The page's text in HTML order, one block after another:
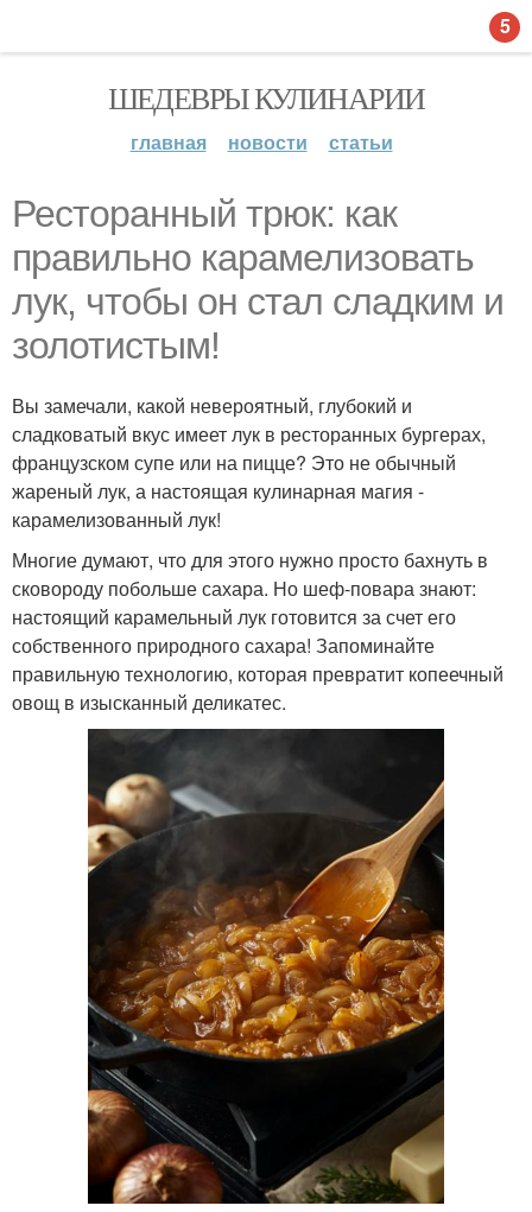
ШЕДЕВРЫ КУЛИНАРИИ
главная новости статьи
Ресторанный трюк: как
правильно карамелизовать
лук, чтобы он стал сладким и
золотистым!
Вы замечали, какой невероятный, глубокий и
сладковатый вкус имеет лук в ресторанных бургерах,
французском супе или на пицце? Это не обычный
жареный лук, а настоящая кулинарная магия -
карамелизованный лук!
Многие думают, что для этого нужно просто бахнуть в
сковороду побольше сахара. Но шеф-повара знают:
настоящий карамельный лук готовится за счет его
собственного природного сахара! Запоминайте
правильную технологию, которая превратит копеечный
овощ в изысканный деликатес.
5